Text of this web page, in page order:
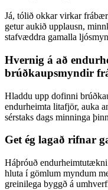
Já, tólið okkar virkar
getur aukið upplausn,
stafvæddra gamalla
Hvernig á að
brúðkaupsmyndir
Hladdu upp dofinni
endurheimta litafjör, auka
sérstaks dags minninga
Get ég lagað rifnar
Háþróuð
hluta í gömlum myndum
greinilega byggð á